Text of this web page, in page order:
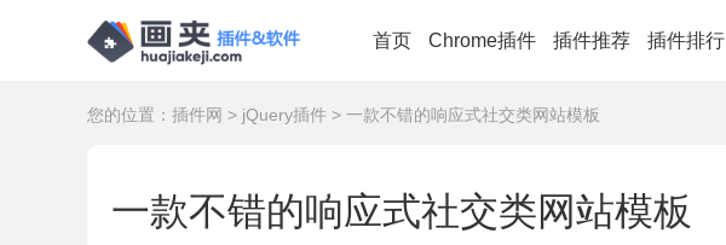
首页 Chrome插件 插件推荐 插件排行
您的位置： 插件网 > jQuery插件 > 一款不错的响应式社交类网站模板
一款不错的响应式社交类网站模板